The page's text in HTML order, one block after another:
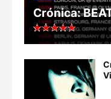
Crónica: